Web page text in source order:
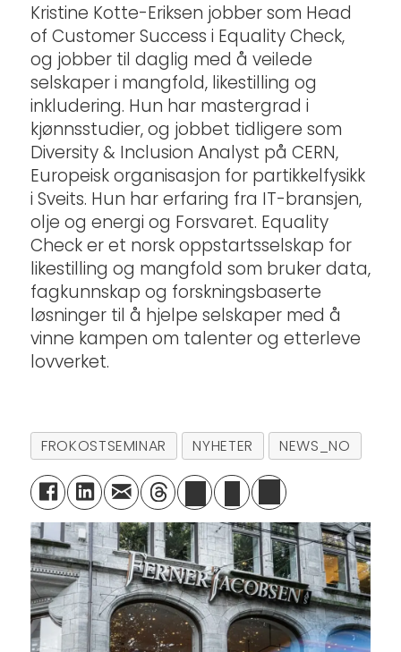
Kristine Kotte-Eriksen jobber som Head
of Customer Success i Equality Check,
og jobber til daglig med å veilede
selskaper i mangfold, likestilling og
inkludering. Hun har mastergrad i
kjønnsstudier, og jobbet tidligere som
Diversity & Inclusion Analyst på CERN,
Europeisk organisasjon for partikkelfysikk
i Sveits. Hun har erfaring fra IT-bransjen,
olje og energi og Forsvaret. Equality
Check er et norsk oppstartsselskap for
likestilling og mangfold som bruker data,
fagkunnskap og forskningsbaserte
løsninger til å hjelpe selskaper med å
vinne kampen om talenter og etterleve
lovverket.
FROKOSTSEMINAR NYHETER NEWS_NO